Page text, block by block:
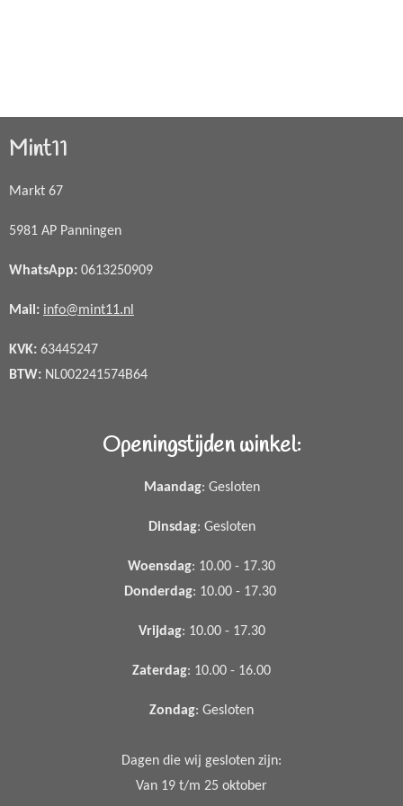
Mint11
Markt 67
5981 AP Panningen
WhatsApp: 0613250909
Mail: info@mint11.nl
KVK: 63445247
BTW: NL002241574B64
Openingstijden winkel:
Maandag: Gesloten
Dinsdag: Gesloten
Woensdag: 10.00 - 17.30
Donderdag: 10.00 - 17.30
Vrijdag: 10.00 - 17.30
Zaterdag: 10.00 - 16.00
Zondag: Gesloten
Dagen die wij gesloten zijn:
Van 19 t/m 25 oktober